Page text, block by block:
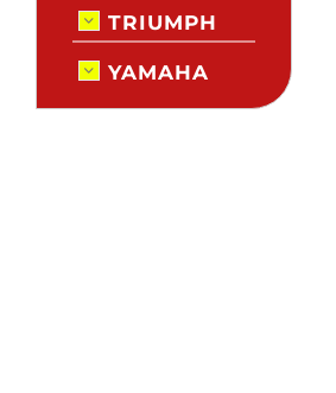
TRIUMPH
YAMAHA